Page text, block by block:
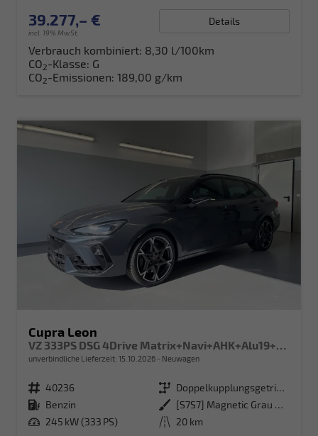
39.277,– €
incl. 19% MwSt.
Details
Verbrauch kombiniert: 8,30 l/100km
CO2-Klasse: G
CO2-Emissionen: 189,00 g/km
Cupra Leon
unverbindliche Lieferzeit: 15.10.2026 Neuwagen
Fahrzeugnr. 40236 Getriebe
Doppelkupplungsgetriebe (DSG)
Kraftstoff Benzin Außenfarbe
[S7S7] Magnetic Grau Metallic
Leistung 245 kW (333 PS) Kilometerstand 20 km